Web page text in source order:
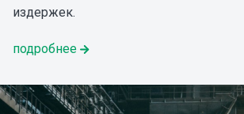
издержек.
подробнее